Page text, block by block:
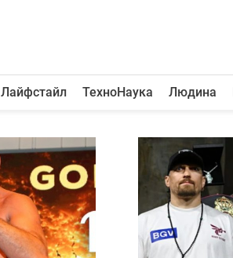
Лайфстайл ТехноНаука Людина